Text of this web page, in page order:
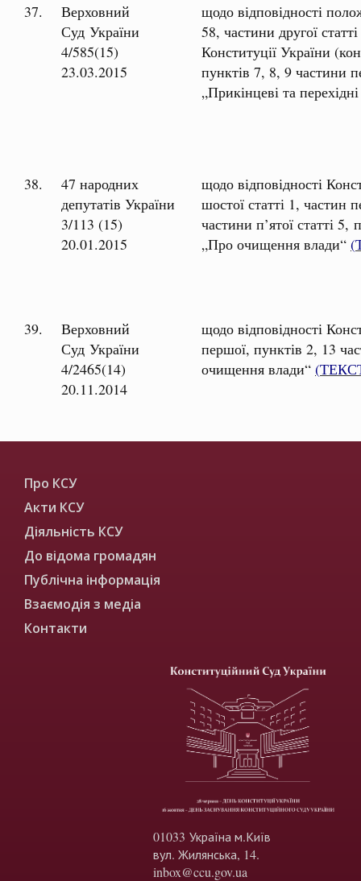
37.
Верховний
Суд України
4/585(15)
23.03.2015
щодо відповідності
58, частини другої
Конституції України
пунктів 7, 8, 9 частини
„Прикінцеві та
38.
47 народних
депутатів України
3/113 (15)
20.01.2015
щодо відповідності
шостої статті 1, частин
частини п’ятої статті
„Про очищення влади“ (
39.
Верховний
Суд України
4/2465(14)
20.11.2014
щодо відповідності
першої, пунктів 2, 13
очищення влади“ (
Про КСУ
Акти КСУ
Діяльність КСУ
До відома громадян
Публічна інформація
Взаємодія з медіа
Контакти
01033 Україна м.Київ
вул. Жилянська, 14.
inbox@ccu.gov.ua